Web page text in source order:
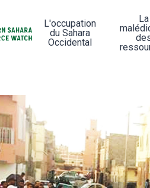
L'occupation
du Sahara
Occidental
La